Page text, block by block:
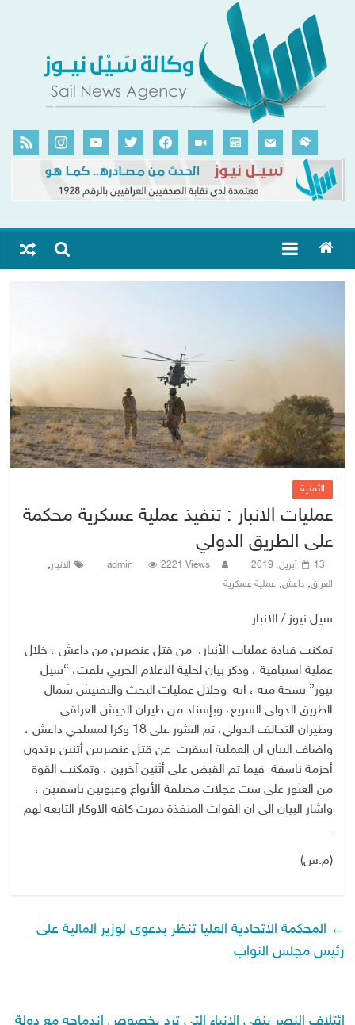
الأمنية
عمليات الانبار : تنفيذ عملية عسكرية محكمة
على الطريق الدولي
13 أبريل، 2019 admin 2221 Views الانبار ,
العراق,داعش,عملية عسكرية
سيل نيوز / الانبار
تمكنت قيادة عمليات الأنبار، من قتل عنصرين من داعش ، خلال
عملية استباقية ، وذكر بيان لخلية الاعلام الحربي تلقت، “سيل
نيوز” نسخة منه ، انه وخلال عمليات البحث والتفتيش شمال
الطريق الدولي السريع، وبإسناد من طيران الجيش العراقي
وطيران التحالف الدولي، تم العثور على 18 وكرا لمسلحي داعش ،
واضاف البيان ان العملية اسفرت عن قتل عنصريين أثنين يرتدون
أحزمة ناسفة فيما تم القبض على أثنين آخرين ، وتمكنت القوة
من العثور على ست عجلات مختلفة الأنواع وعبوتين ناسفتين ،
واشار البيان الى ان القوات المنفذة دمرت كافة الاوكار التابعة لهم
.
(م.س)
← المحكمة الاتحادية العليا تنظر بدعوى لوزير المالية على
رئيس مجلس النواب